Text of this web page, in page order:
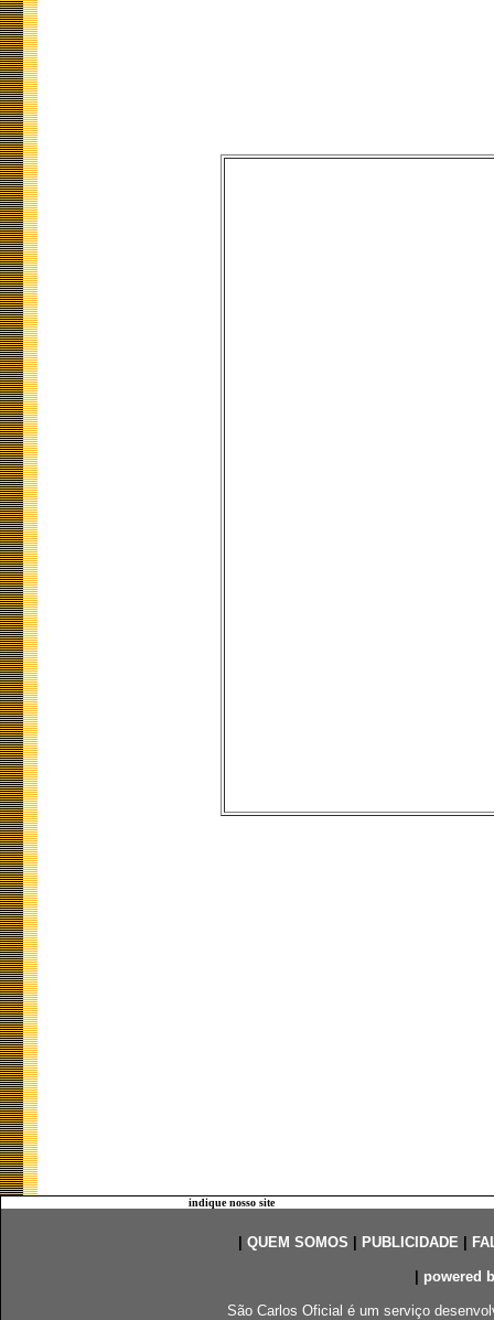
indique nosso site
QUEM SOMOS PUBLICIDADE|
powered
São Carlos Oficial é um serviço